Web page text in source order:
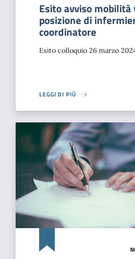
Esito avviso
posizione di
coordinatore
Esito colloquio 26 marzo
LEGGI DI PIÙ